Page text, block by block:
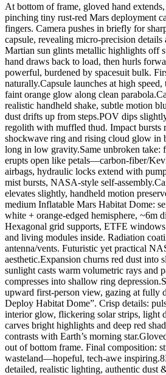
At bottom of frame, gloved hand
pinching tiny rust-red Mars deployment
fingers. Camera pushes in briefly for
capsule, revealing micro-precision details
Martian sun glints metallic highlights off
hand draws back to load, then hurls
powerful, burdened by spacesuit bulk.
naturally.Capsule launches at high
faint orange glow along clean
realistic handheld shake, subtle motion
dust drifts up from steps.POV dips
regolith with muffled thud. Impact bursts
shockwave ring and rising cloud glow in
long in low gravity.Same unbroken take:
erupts open like petals—carbon-fiber/
airbags, hydraulic locks extend with
mist bursts, NASA-style self-
elevates slightly, handheld motion
medium Inflatable Mars Habitat Dome:
white + orange-edged hemisphere, ~6m
Hexagonal grid supports, ETFE
and living modules inside. Radiation
antenna/vents. Futuristic yet practical
aesthetic.Expansion churns red dust
sunlight casts warm volumetric rays and
compresses into shallow ring
upward first-person view, gazing at fully
Deploy Habitat Dome”. Crisp details:
interior glow, flickering solar strips, light
carves bright highlights and deep red
contrasts with Earth’s morning
out of bottom frame. Final composition:
wasteland—hopeful, tech-awe
detailed, realistic lighting, authentic dust